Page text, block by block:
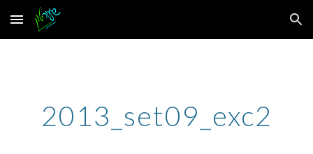
Skip to main content Skip to navigation
2013_set09_exc2